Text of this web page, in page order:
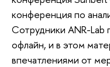
конференция по
Сотрудники ANR-Lab
офлайн, и в этом
впечатлениями от